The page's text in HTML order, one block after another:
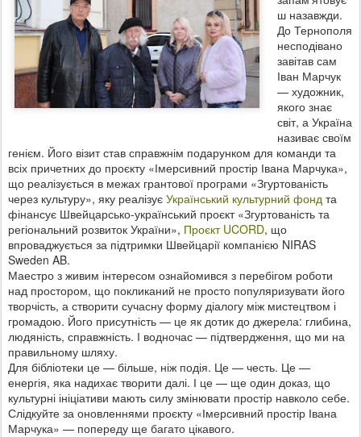
ш назавжди.
До Тернополя
несподівано
завітав сам
Іван Марчук
— художник,
якого знає
світ, а Україна
називає своїм
генієм. Його візит став справжнім подарунком для команди та
всіх причетних до проєкту «Імерсивний простір Івана Марчука»,
що реалізується в межах грантової програми «Згуртованість
через культуру», яку реалізує Український культурний фонд та
фінансує Швейцарсько-український проєкт «Згуртованість та
регіональний розвиток України», Проєкт UCORD, що
впроваджується за підтримки Швейцарії компанією NIRAS
Sweden AB.
Маестро з живим інтересом ознайомився з перебігом роботи
над простором, що покликаний не просто популяризувати його
творчість, а створити сучасну форму діалогу між мистецтвом і
громадою. Його присутність — це як дотик до джерела: глибина,
людяність, справжність. І водночас — підтвердження, що ми на
правильному шляху.
Для бібліотеки це — більше, ніж подія. Це — честь. Це —
енергія, яка надихає творити далі. І це — ще один доказ, що
культурні ініціативи мають силу змінювати простір навколо себе.
Слідкуйте за оновленнями проєкту «Імерсивний простір Івана
Марчука» — попереду ще багато цікавого.